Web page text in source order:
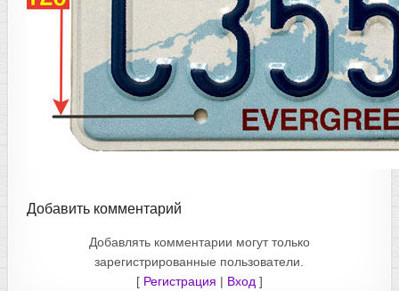
Добавить комментарий
Добавлять комментарии могут только
зарегистрированные пользователи.
[ Регистрация | Вход ]